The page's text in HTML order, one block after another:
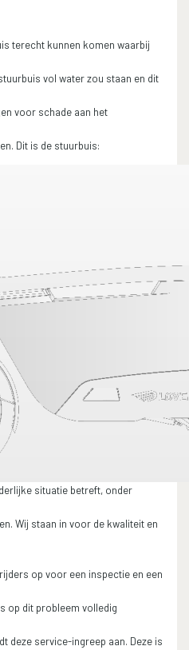
terecht kunnen komen waarbij
vol water zou staan en dit
voor schade aan het
Dit is de stuurbuis:
situatie betreft, onder
Wij staan in voor de kwaliteit en
op voor een inspectie en een
op dit probleem volledig
deze service-ingreep aan. Deze is